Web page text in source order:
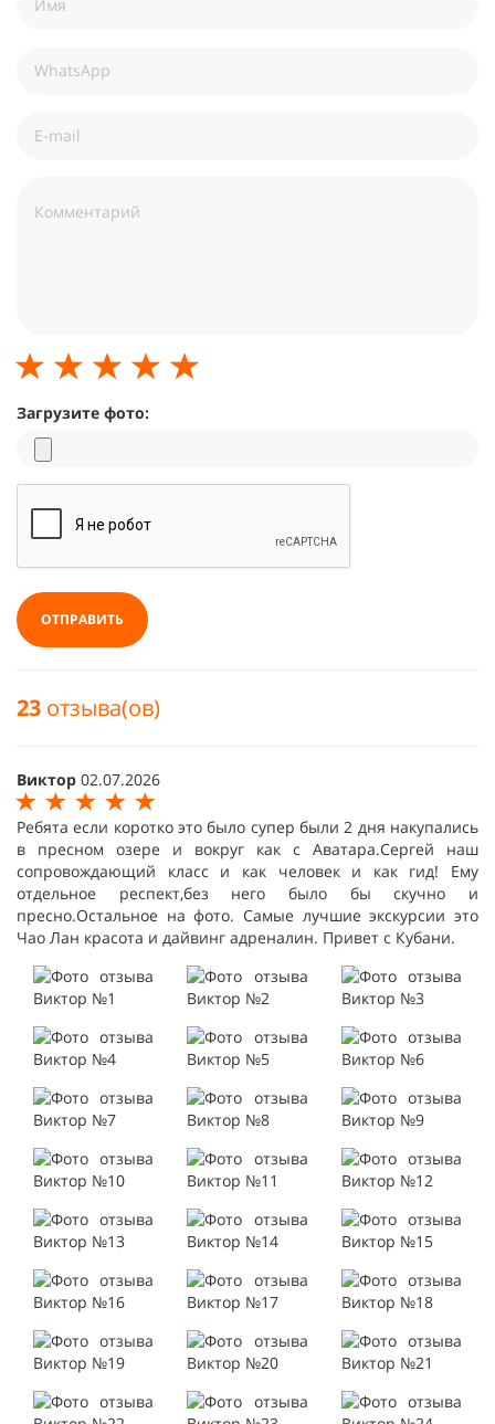
Загрузите фото:
ОТПРАВИТЬ
23 отзыва(ов)
Виктор 02.07.2026
Ребята если коротко это было супер были 2 дня накупались
в пресном озере и вокруг как с Аватара.Сергей наш
сопровождающий класс и как человек и как гид! Ему
отдельное респект,без него было бы скучно и
пресно.Остальное на фото. Самые лучшие экскурсии это
Чао Лан красота и дайвинг адреналин. Привет с Кубани.